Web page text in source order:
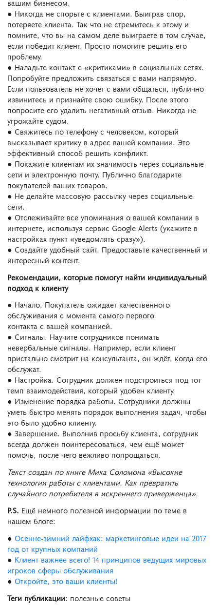
вашим бизнесом.
● Никогда не спорьте с клиентами. Выиграв спор,
потеряете клиента. Так что не стремитесь к этому и
помните, что вы на самом деле выиграете в том случае,
если победит клиент. Просто помогите решить его
проблему.
● Наладьте контакт с «критиками» в социальных сетях.
Попробуйте предложить связаться с вами напрямую.
Если пользователь не хочет с вами общаться, публично
извинитесь и признайте свою ошибку. После этого
попросите его удалить негативный отзыв. Никогда не
угрожайте судом.
● Свяжитесь по телефону с человеком, который
высказывает критику в адрес вашей компании. Это
эффективный способ решить конфликт.
● Покажите клиентам их значимость через социальные
сети и электронную почту. Публично благодарите
покупателей ваших товаров.
● Не делайте массовую рассылку через социальные
сети.
● Отслеживайте все упоминания о вашей компании в
интернете, используя сервис Google Alerts (укажите в
настройках пункт «уведомлять сразу»).
● Создайте удобный сайт. Предоставьте качественный и
интересный контент.
Рекомендации, которые помогут найти индивидуальный
подход к клиенту
● Начало. Покупатель ожидает качественного
обслуживания с момента самого первого
контакта с вашей компанией.
● Сигналы. Научите сотрудников понимать
невербальные сигналы. Например, если клиент
пристально смотрит на консультанта, он ждёт, когда его
обслужат.
● Настройка. Сотрудник должен подстроиться под тот
темп взаимодействия, который удобен клиенту.
● Изменение порядка работы. Сотрудники должны
уметь быстро менять порядок выполнения задач, чтобы
это было удобно клиенту.
● Завершение. Выполнив просьбу клиента, сотрудник
всегда должен поинтересоваться, чем ещё может
помочь, после чего вежливо попрощаться.
Текст создан по книге Мика Соломона «Высокие
технологии работы с клиентами. Как превратить
случайного потребителя в искреннего приверженца».
P.S. Ещё немного полезной информации по теме в
нашем блоге:
● Осенне-зимний лайфхак: маркетинговые идеи на 2017
год от крупных компаний
● Клиент важнее всего! 14 принципов ведущих мировых
игроков сферы обслуживания
● Откройте, это ваши клиенты!
Теги публикации: полезные советы